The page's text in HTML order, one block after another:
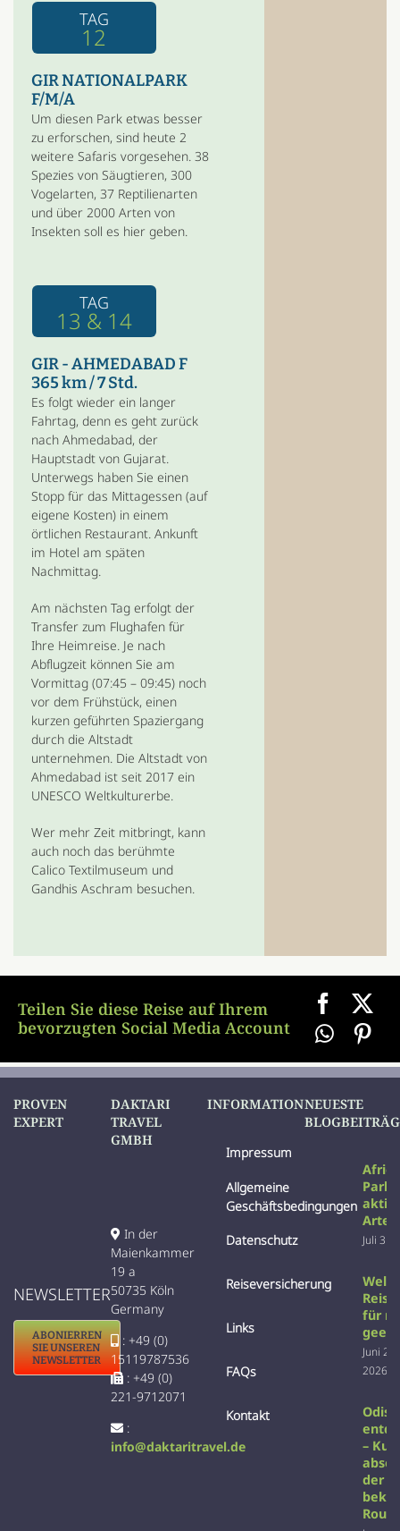
TAG
12
GIR NATIONALPARK
F/M/A
Um diesen Park etwas besser
zu erforschen, sind heute 2
weitere Safaris vorgesehen. 38
Spezies von Säugtieren, 300
Vogelarten, 37 Reptilienarten
und über 2000 Arten von
Insekten soll es hier geben.
TAG
13 & 14
GIR - AHMEDABAD F
365 km / 7 Std.
Es folgt wieder ein langer
Fahrtag, denn es geht zurück
nach Ahmedabad, der
Hauptstadt von Gujarat.
Unterwegs haben Sie einen
Stopp für das Mittagessen (auf
eigene Kosten) in einem
örtlichen Restaurant. Ankunft
im Hotel am späten
Nachmittag.
Am nächsten Tag erfolgt der
Transfer zum Flughafen für
Ihre Heimreise. Je nach
Abflugzeit können Sie am
Vormittag (07:45 – 09:45) noch
vor dem Frühstück, einen
kurzen geführten Spaziergang
durch die Altstadt
unternehmen. Die Altstadt von
Ahmedabad ist seit 2017 ein
UNESCO Weltkulturerbe.
Wer mehr Zeit mitbringt, kann
auch noch das berühmte
Calico Textilmuseum und
Gandhis Aschram besuchen.
Teilen Sie diese Reise auf Ihrem
bevorzugten Social Media Account
PROVEN
EXPERT
NEWSLETTER
ABONIERREN
SIE UNSEREN
NEWSLETTER
DAKTARI
TRAVEL
GMBH
In der
Maienkammer
19 a
50735 Köln
Germany
: +49 (0)
15119787536
: +49 (0)
221-9712071
:
info@daktaritravel.de
INFORMATION
Impressum
Allgemeine
Geschäftsbedingungen
Datenschutz
Reiseversicherung
Links
FAQs
Kontakt
NEUESTE
Parks
Juli
für
Juni
2026
–
der